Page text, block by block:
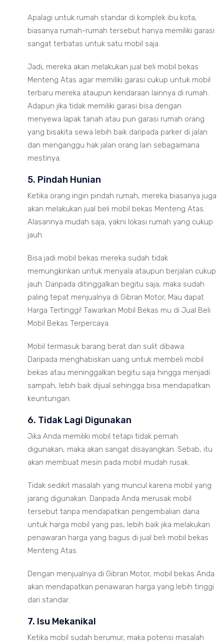
Apalagi untuk rumah standar di komplek ibu kota,
biasanya rumah-rumah tersebut hanya memiliki garasi
sangat terbatas untuk satu mobil saja.
Jadi, mereka akan melakukan jual beli mobil bekas
Menteng Atas agar memiliki garasi cukup untuk mobil
terbaru mereka ataupun kendaraan lainnya di rumah.
Adapun jika tidak memiliki garasi bisa dengan
menyewa lapak tanah atau pun garasi rumah orang
yang bisakita sewa lebih baik daripada parker di jalan
dan menganggu hak jalan orang lain sebagaimana
mestinya.
5. Pindah Hunian
Ketika orang ingin pindah rumah, mereka biasanya juga
akan melakukan jual beli mobil bekas Menteng Atas.
Alasannya mudah saja, yakni lokasi rumah yang cukup
jauh.
Bisa jadi mobil bekas mereka sudah tidak
memungkinkan untuk menyala ataupun berjalan cukup
jauh. Daripada ditinggalkan begitu saja, maka sudah
paling tepat menjualnya di Gibran Motor, Mau dapat
Harga Tertinggi! Tawarkan Mobil Bekas mu di Jual Beli
Mobil Bekas Terpercaya.
Mobil termasuk barang berat dan sulit dibawa.
Daripada menghabiskan uang untuk membeli mobil
bekas atau meninggalkan begitu saja hingga menjadi
sampah, lebih baik dijual sehingga bisa mendapatkan
keuntungan.
6. Tidak Lagi Digunakan
Jika Anda memiliki mobil tetapi tidak pernah
digunakan, maka akan sangat disayangkan. Sebab, itu
akan membuat mesin pada mobil mudah rusak.
Tidak sedikit masalah yang muncul karena mobil yang
jarang digunakan. Daripada Anda merusak mobil
tersebut tanpa mendapatkan pengembalian dana
untuk harga mobil yang pas, lebih baik jika melakukan
penawaran harga yang bagus di jual beli mobil bekas
Menteng Atas.
Dengan menjualnya di Gibran Motor, mobil bekas Anda
akan mendapatkan penawaran harga yang lebih tinggi
dari standar.
7. Isu Mekanikal
Ketika mobil sudah berumur, maka potensi masalah